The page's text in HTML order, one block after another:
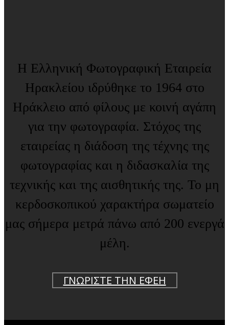
Η Ελληνική Φωτογραφική Εταιρεία
Ηρακλείου ιδρύθηκε το 1964 στο
Ηράκλειο από φίλους με κοινή αγάπη
για την φωτογραφία. Στόχος της
εταιρείας η διάδοση της τέχνης της
φωτογραφίας και η διδασκαλία της
τεχνικής και της αισθητικής της. Το μη
κερδοσκοπικού χαρακτήρα σωματείο
μας σήμερα μετρά πάνω από 200 ενεργά
μέλη.
ΓΝΩΡΙΣΤΕ ΤΗΝ ΕΦΕΗ